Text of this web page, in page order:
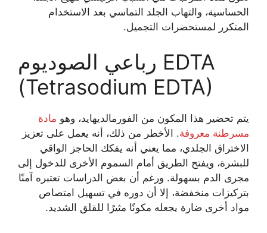
الحساسية، والتهاب الجلد التماسي بعد الاستخدام
المتكرر لمستحضرات التجميل.
رباعي الصوديوم EDTA
(Tetrasodium EDTA)
يتم تحضير هذا المكون من الفورمالديهايد، وهو مادة
مسرطنة معروفة. الأخطر من ذلك، أنه يعمل على تعزيز
الاختراق الجلدي، مما يعني أنه يفكك الحاجز الواقي
للبشرة، ويفتح الطريق أمام السموم الأخرى للدخول إلى
مجرى الدم بسهولة. ورغم أن بعض الدراسات تعتبره آمنًا
بتركيزات منخفضة، إلا أن دوره في تسهيل امتصاص
مواد أخرى ضارة يجعله مكونًا مثيرًا للقلق الشديد.